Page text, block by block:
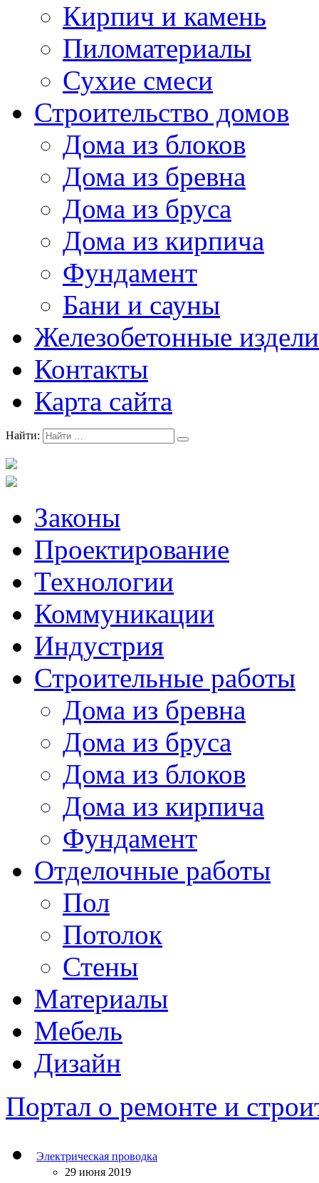
Кирпич и камень
Пиломатериалы
Сухие смеси
Строительство домов
Дома из блоков
Дома из бревна
Дома из бруса
Дома из кирпича
Фундамент
Бани и сауны
Железобетонные
Контакты
Карта сайта
Найти:
Законы
Проектирование
Технологии
Коммуникации
Индустрия
Строительные работы
Дома из бревна
Дома из бруса
Дома из блоков
Дома из кирпича
Фундамент
Отделочные работы
Пол
Потолок
Стены
Материалы
Мебель
Дизайн
Портал о ремонте и
Электрическая проводка
29 июня 2019